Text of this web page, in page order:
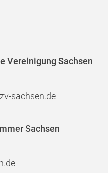
Vereinigung Sachsen
sachsen.de
Sachsen